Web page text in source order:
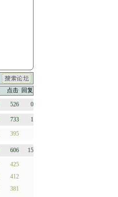
点击 回复
526 0
733 1
395
606 15
425
412
381